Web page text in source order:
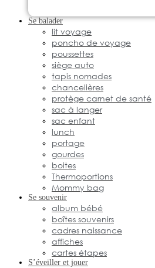
Se balader
lit voyage
poncho de voyage
poussettes
siège auto
tapis nomades
chancelières
protège carnet de santé
sac à langer
sac enfant
lunch
portage
gourdes
boites
Thermoportions
Mommy bag
Se souvenir
album bébé
boîtes souvenirs
cadres naissance
affiches
cartes étapes
S’éveiller et jouer